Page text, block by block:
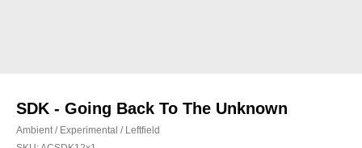
SDK - Going Back To The Unknown
Ambient / Experimental / Leftfield